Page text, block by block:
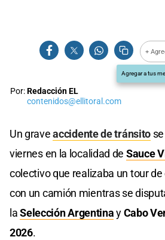
+
Agregar a tus
Por:Redacción EL
contenidos@ellitoral.com
Un graveaccidente de tránsito
viernes en la localidad de Sauce
colectivo que realizaba un tour
con un camión mientras se
laSelección ArgentinayCabo
2026.